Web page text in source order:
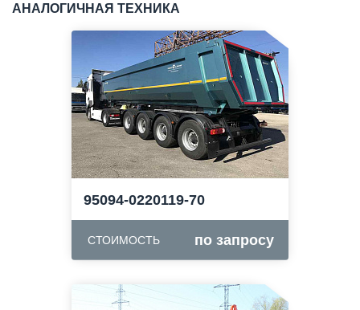
АНАЛОГИЧНАЯ ТЕХНИКА
95094-0220119-70
СТОИМОСТЬ по запросу